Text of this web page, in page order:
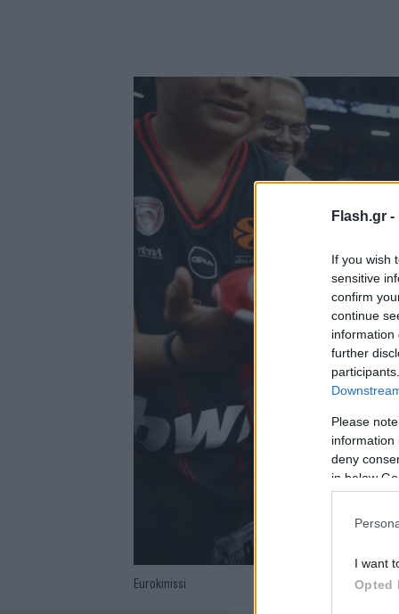
Flash.gr -
If you wish
sensitive
confirm
continue
information
further
Please
information
deny
in below
I want
Opted
Eurokinissi